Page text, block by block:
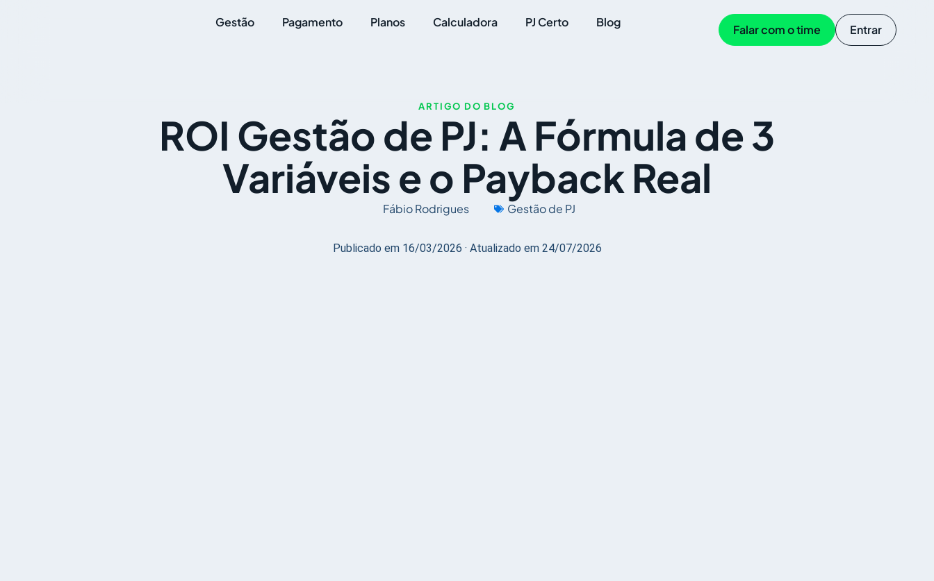
Gestão Pagamento Planos Calculadora PJ Certo Blog
Falar com o time Entrar
ARTIGO DO BLOG
ROI Gestão de PJ: A Fórmula de 3
Variáveis e o Payback Real
Fábio Rodrigues Gestão de PJ
Publicado em 16/03/2026 · Atualizado em 24/07/2026